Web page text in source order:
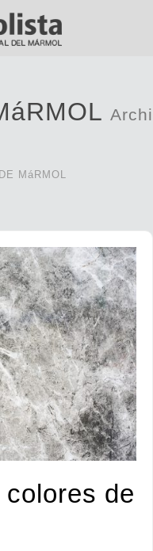
Archi
MáRMOL
de